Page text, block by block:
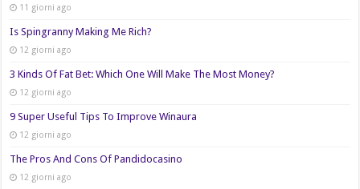
11 giorni ago
Is Spingranny Making Me Rich?
12 giorni ago
3 Kinds Of Fat Bet: Which One Will Make The Most Money?
12 giorni ago
9 Super Useful Tips To Improve Winaura
12 giorni ago
The Pros And Cons Of Pandidocasino
12 giorni ago